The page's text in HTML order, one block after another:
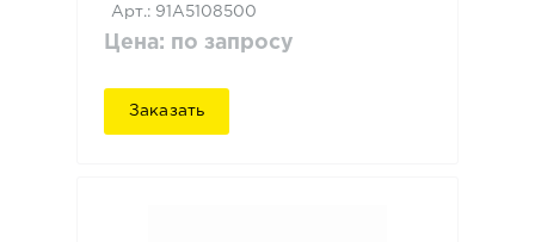
Арт.: 91A5108500
Цена: по запросу
Заказать